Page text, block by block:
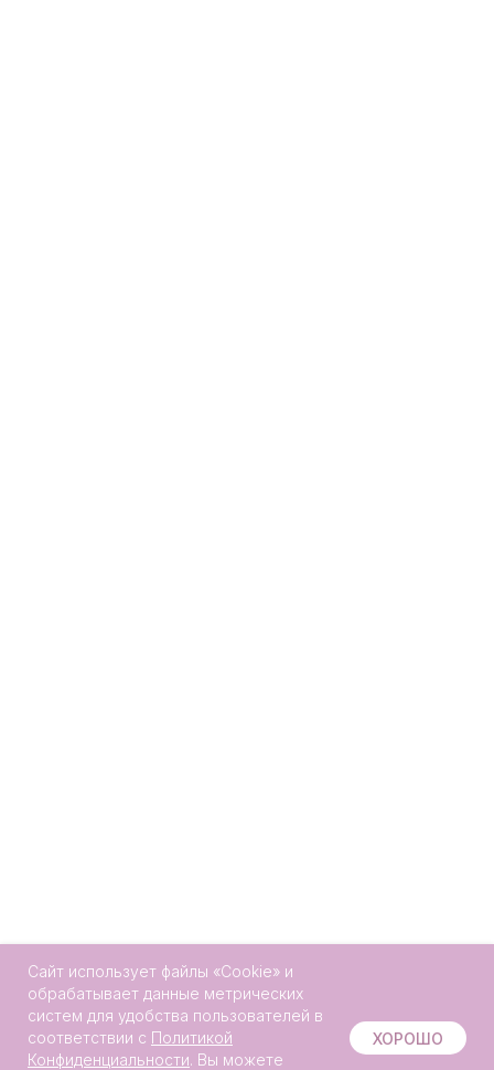
Онлайн-
запись
Сайт использует файлы «Сookie» и
обрабатывает данные метрических
систем для удобства пользователей в
соответствии с Политикой
Конфиденциальности. Вы можете
ХОРОШО